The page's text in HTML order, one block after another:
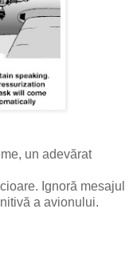
un adevărat
Ignoră mesajul
a avionului.